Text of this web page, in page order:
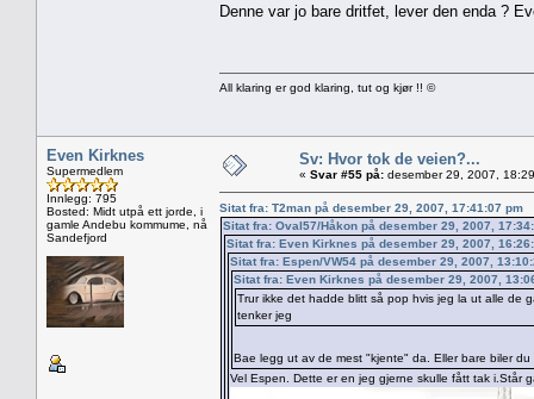
Denne var jo bare dritfet, lever den enda ?
All klaring er god klaring, tut og kjør !! ©
Even Kirknes
Supermedlem
Innlegg: 795
Bosted: Midt utpå ett jorde, i
gamle Andebu kommume, nå
Sandefjord
Sv: Hvor tok de veien?...
« Svar #55 på: desember 29, 2007,
Sitat fra: T2man på desember 29, 2007, 17:41:07 pm
Sitat fra: Oval57/Håkon på desember 29, 2007,
Sitat fra: Even Kirknes på desember 29, 2007,
Sitat fra: Espen/VW54 på desember 29, 2007,
Sitat fra: Even Kirknes på desember 29, 2007,
Trur ikke det hadde blitt så pop hvis jeg la ut alle de
tenker jeg
Bae legg ut av de mest "kjente" da. Eller bare biler
Vel Espen. Dette er en jeg gjerne skulle fått tak i.Står